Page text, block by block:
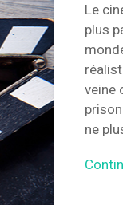
Le
plus
veine
ne